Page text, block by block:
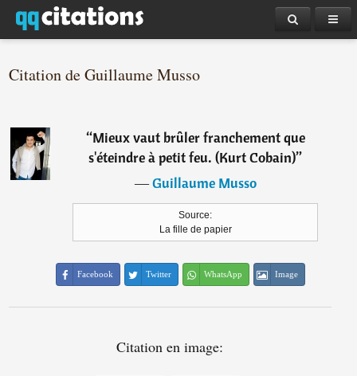
Citation de Guillaume Musso
“Mieux vaut brûler franchement que
s'éteindre à petit feu. (Kurt Cobain)”
―Guillaume Musso
Source:
La fille de papier
Facebook Twitter WhatsApp Image
Citation en image: